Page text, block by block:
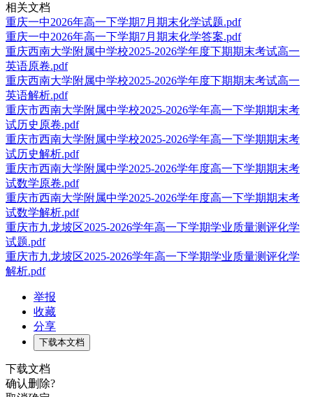
相关文档
重庆一中2026年高一下学期7月期末化学试题.pdf
重庆一中2026年高一下学期7月期末化学答案.pdf
重庆西南大学附属中学校2025-2026学年度下期期末考试高一
英语原卷.pdf
重庆西南大学附属中学校2025-2026学年度下期期末考试高一
英语解析.pdf
重庆市西南大学附属中学校2025-2026学年高一下学期期末考
试历史原卷.pdf
重庆市西南大学附属中学校2025-2026学年高一下学期期末考
试历史解析.pdf
重庆市西南大学附属中学2025-2026学年度高一下学期期末考
试数学原卷.pdf
重庆市西南大学附属中学2025-2026学年度高一下学期期末考
试数学解析.pdf
重庆市九龙坡区2025-2026学年高一下学期学业质量测评化学
试题.pdf
重庆市九龙坡区2025-2026学年高一下学期学业质量测评化学
解析.pdf
举报
收藏
分享
下载本文档
下载文档
确认删除?